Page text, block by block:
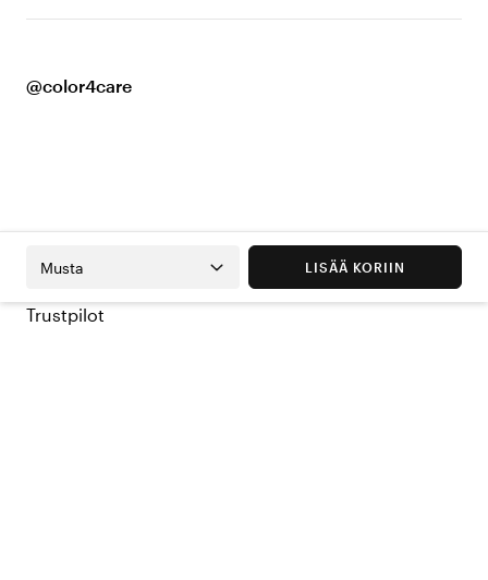
@color4care
Musta LISÄÄ KORIIN
Trustpilot